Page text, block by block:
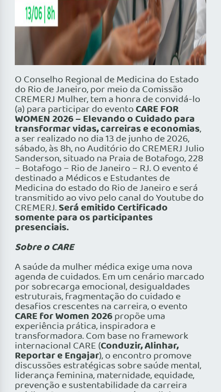
O Conselho Regional de Medicina do Estado
do Rio de Janeiro, por meio da Comissão
CREMERJ Mulher, tem a honra de convidá-lo
(a) para participar do eventoCARE FOR
WOMEN 2026 – Elevando o Cuidado para
transformar vidas, carreiras e economias,
a ser realizado no dia 13 de junho de 2026,
sábado, às 8h, no Auditório do CREMERJ Julio
Sanderson, situado na Praia de Botafogo, 228
– Botafogo – Rio de Janeiro – RJ. O evento é
destinado a Médicos e Estudantes de
Medicina do estado do Rio de Janeiro e será
transmitido ao vivo pelo canal do Youtube do
CREMERJ.Será emitido Certificado
somente para os participantes
presenciais.
Sobre o CARE
A saúde da mulher médica exige uma nova
agenda de cuidados. Em um cenário marcado
por sobrecarga emocional, desigualdades
estruturais, fragmentação do cuidado e
desafios crescentes na carreira, o evento
CARE for Women 2026propõe uma
experiência prática, inspiradora e
transformadora. Com base no framework
internacional CARE (Conduzir, Alinhar,
Reportar e Engajar), o encontro promove
discussões estratégicas sobre saúde mental,
liderança feminina, maternidade, equidade,
prevenção e sustentabilidade da carreira